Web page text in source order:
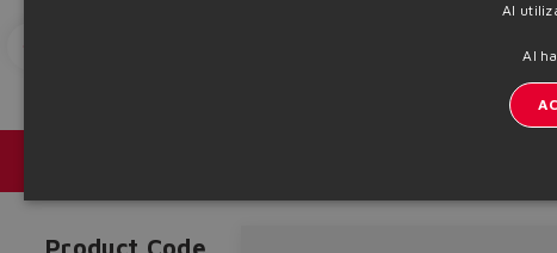
3D Download
Product Code
Headquarters - Italy Via Alla Piana, 57 21018 Sesto Calende - VA |
Al
Al